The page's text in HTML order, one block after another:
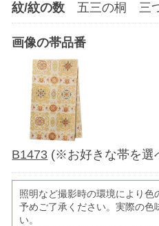
紋/紋の数 五三の桐 三
画像の帯品番
B1473 (※お好きな帯を選
照明など撮影時の環境により色
予めご了承ください。実際の色
い。